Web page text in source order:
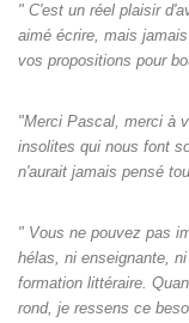
" C'est un réel plaisir
aimé écrire, mais
vos propositions pour
"Merci Pascal, merci à
insolites qui nous font
n'aurait jamais pensé
" Vous ne pouvez pas
hélas, ni enseignante,
formation littéraire.
rond, je ressens ce